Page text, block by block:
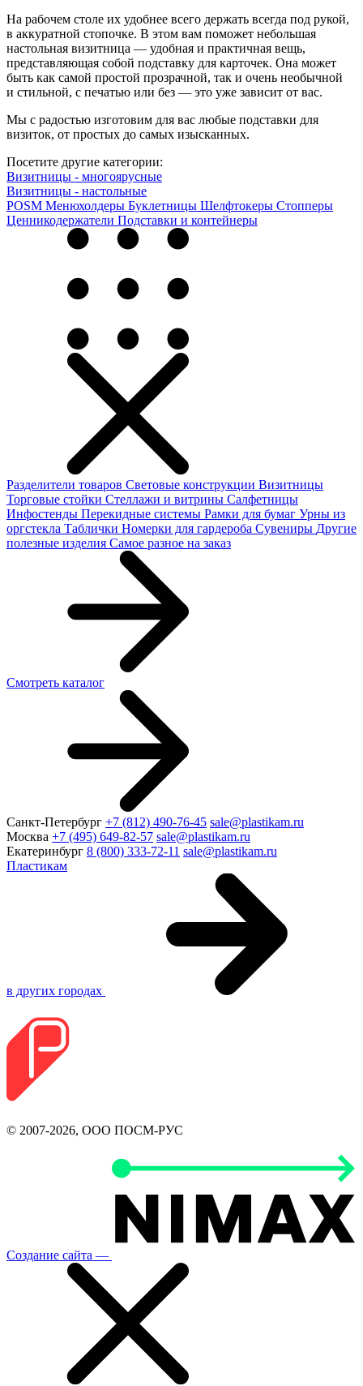
На рабочем столе их удобнее всего держать всегда под рукой,
в аккуратной стопочке. В этом вам поможет небольшая
настольная визитница — удобная и практичная вещь,
представляющая собой подставку для карточек. Она может
быть как самой простой прозрачной, так и очень необычной
и стильной, с печатью или без — это уже зависит от вас.
Мы с радостью изготовим для вас любые подставки для
визиток, от простых до самых изысканных.
Посетите другие категории:
Визитницы - многоярусные
Визитницы - настольные
POSM Менюхолдеры Буклетницы Шелфтокеры Стопперы
Ценникодер­жа­те­ли Подставки и контейнеры
Разделители товаров Световые конструкции Визитницы
Торговые стойки Cтеллажи и витрины Салфетницы
Инфостенды Перекидные системы Рамки для бумаг Урны из
оргстекла Таблички Номерки для гардероба Сувениры Другие
полезные изделия Самое разное на заказ
Смотреть каталог
Санкт-Петербург +7 (812) 490-76-45 sale@plastikam.ru
Москва +7 (495) 649-82-57 sale@plastikam.ru
Екатеринбург 8 (800) 333-72-11 sale@plastikam.ru
Пластикам
в других городах
© 2007-2026, ООО ПОСМ-РУС
Создание сайта —